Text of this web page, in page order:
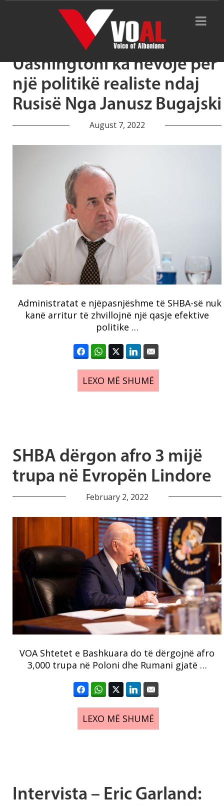
Tag Archive: kërcënimi rus
Uashingtoni ka nevojë për
një politikë realiste ndaj
Rusisë Nga Janusz Bugajski
August 7, 2022
Administratat e njëpasnjëshme të SHBA-së nuk
kanë arritur të zhvillojnë një qasje efektive
politike …
LEXO MË SHUMË
SHBA dërgon afro 3 mijë
trupa në Evropën Lindore
February 2, 2022
VOA Shtetet e Bashkuara do të dërgojnë afro
3,000 trupa në Poloni dhe Rumani gjatë …
LEXO MË SHUMË
Intervista – Eric Garland: